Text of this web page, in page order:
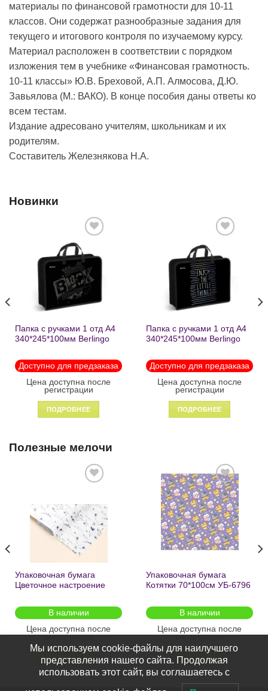
материалы по финансовой грамотности для 10-11
классов. Они содержат разнообразные задания для
текущего и итогового контроля по изучаемому курсу.
Материал расположен в соответствии с порядком
изложения тем в учебнике «Финансовая грамотность.
10-11 классы» Ю.В. Бреховой, А.П. Алмосова, Д.Ю.
Завьялова (М.: ВАКО). В конце пособия даны ответы ко
всем тестам.
Издание адресовано учителям, школьникам и их
родителям.
Составитель Железнякова Н.А.
Новинки
Добавить
в список
желаний
Папка с ручками 1 отд А4
340*245*100мм Berlingo
молнии1246
Доступно для предзаказа
Цена доступна после
регистрации
ПОДРОБНЕЕ
Добавить
в список
желаний
Папка с ручками 1 отд А4
340*245*100мм Berlingo
пластик на молнии 1215
Доступно для предзаказа
Цена доступна после
регистрации
ПОДРОБНЕЕ
Полезные мелочи
желаний
Упаковочная бумага
Цветочное настроение
2шт/
В наличии
Цена доступна после
регистрации
Добавить
в список
желаний
Упаковочная бумага
Котятки 70*100см УБ-6796
В наличии
Цена доступна после
регистрации
ПОДРОБНЕЕ
Мы используем cookie-файлы для наилучшего
представления нашего сайта. Продолжая
использовать этот сайт, вы соглашаетесь с